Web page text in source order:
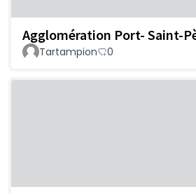
Agglomération Port- Saint-
Tartampion 0